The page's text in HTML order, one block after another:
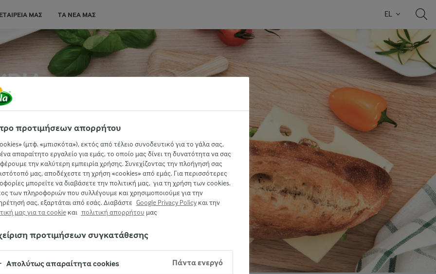
ΜΑΣ ΤΑ ΝΈΑ ΜΑΣ EL
ΤΗΣ
προτιμήσεων απορρήτου
(μτφ. «μπισκότα»), εκτός από τέλειο συνοδευτικό για το γάλα σας,
ένα απαραίτητο εργαλείο για εμάς, το οποίο μας δίνει τη δυνατότητα να σας
την καλύτερη εμπειρία χρήσης. Συνεχίζοντας την πλοήγησή σας
μας, αποδέχεστε τη χρήση «cookies» από εμάς. Για περισσότερες
μπορείτε να διαβάσετε την πολιτική μας, για τη χρήση των cookies.
των πληροφοριών που συλλέγουμε και χρησιμοποιούμε για την
σας, εξαρτάται από εσάς. Διαβάστε Google Privacy Policyκαι την
μας για τα cookieκαι πολιτική απορρήτου μας
προτιμήσεων συγκατάθεσης
Απολύτως απαραίτητα cookies Πάντα ενεργό